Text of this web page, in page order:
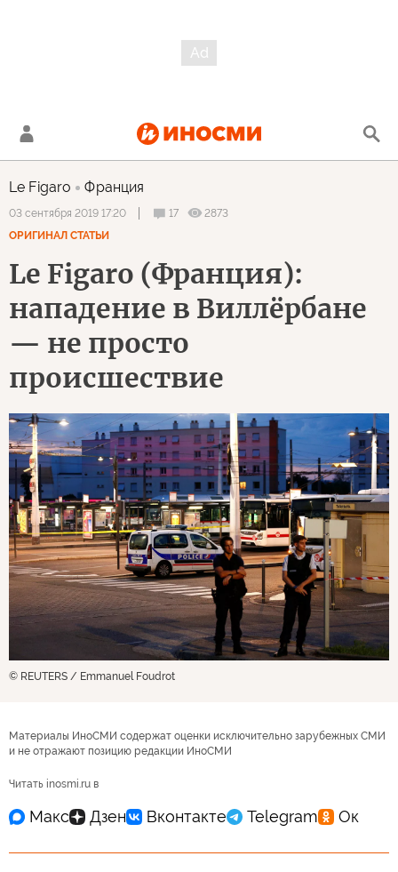
Le Figaro Франция
03 сентября 2019 17:20 17
2873
ОРИГИНАЛ СТАТЬИ
Le Figaro (Франция):
нападение в Виллёрбане
— не просто
происшествие
© REUTERS / Emmanuel Foudrot
Материалы ИноСМИ содержат оценки исключительно зарубежных СМИ
и не отражают позицию редакции ИноСМИ
Читать inosmi.ru в